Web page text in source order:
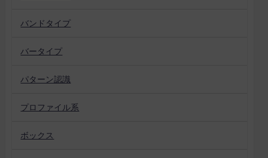
バンドタイプ
バータイプ
パターン認識
プロファイル系
ボックス